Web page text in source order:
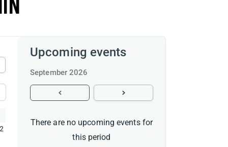
2
Upcoming events
September 2026
There are no upcoming events for
this period